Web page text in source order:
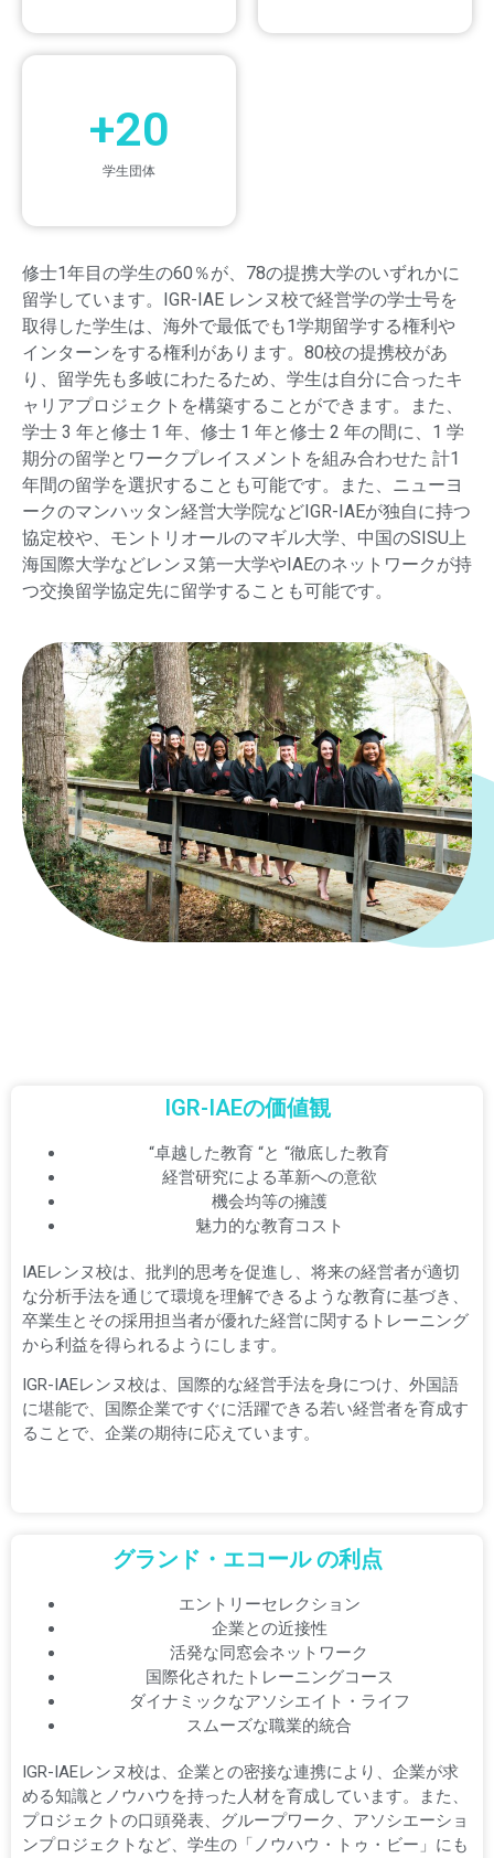
学生団体
+20
修士1年目の学生の60％が、78の提携大学のいずれかに
留学しています。IGR-IAE レンヌ校で経営学の学士号を
取得した学生は、海外で最低でも1学期留学する権利や
インターンをする権利があります。80校の提携校があ
り、留学先も多岐にわたるため、学生は自分に合ったキ
ャリアプロジェクトを構築することができます。また、
学士 3 年と修士 1 年、修士 1 年と修士 2 年の間に、1 学
期分の留学とワークプレイスメントを組み合わせた 計1
年間の留学を選択することも可能です。また、ニューヨ
ークのマンハッタン経営大学院などIGR-IAEが独自に持つ
協定校や、モントリオールのマギル大学、中国のSISU上
海国際大学などレンヌ第一大学やIAEのネットワークが持
つ交換留学協定先に留学することも可能です。
IGR-IAEの価値観
“卓越した教育 “と “徹底した教育
経営研究による革新への意欲
機会均等の擁護
魅力的な教育コスト
IAEレンヌ校は、批判的思考を促進し、将来の経営者が適切
な分析手法を通じて環境を理解できるような教育に基づき、
卒業生とその採用担当者が優れた経営に関するトレーニング
から利益を得られるようにします。
IGR-IAEレンヌ校は、国際的な経営手法を身につけ、外国語
に堪能で、国際企業ですぐに活躍できる若い経営者を育成す
ることで、企業の期待に応えています。
グランド・エコール の利点
エントリーセレクション
企業との近接性
活発な同窓会ネットワーク
国際化されたトレーニングコース
ダイナミックなアソシエイト・ライフ
スムーズな職業的統合
IGR-IAEレンヌ校は、企業との密接な連携により、企業が求
める知識とノウハウを持った人材を育成しています。また、
プロジェクトの口頭発表、グループワーク、アソシエーショ
ンプロジェクトなど、学生の「ノウハウ・トゥ・ビー」にも